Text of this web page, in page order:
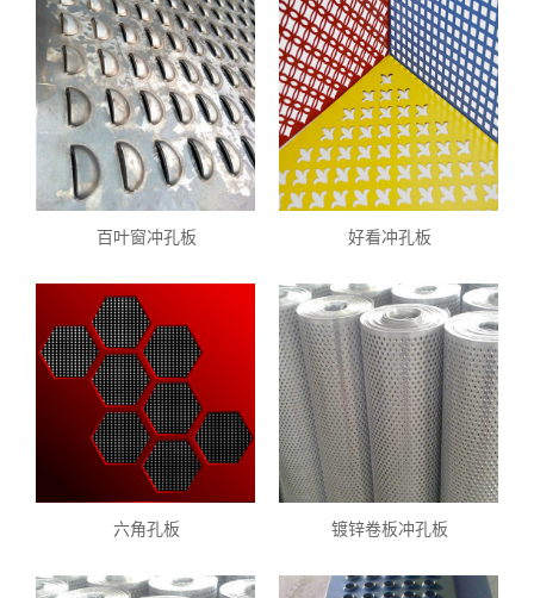
百叶窗冲孔板 好看冲孔板
六角孔板 镀锌卷板冲孔板